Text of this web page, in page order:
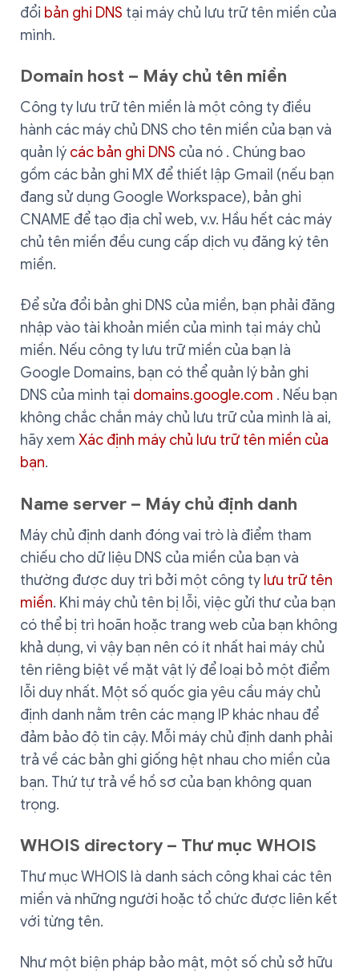
đổi bản ghi DNS tại máy chủ lưu trữ tên miền của
mình.
Domain host – Máy chủ tên miền
Công ty lưu trữ tên miền là một công ty điều
hành các máy chủ DNS cho tên miền của bạn và
quản lý các bản ghi DNS của nó . Chúng bao
gồm các bản ghi MX để thiết lập Gmail (nếu bạn
đang sử dụng Google Workspace), bản ghi
CNAME để tạo địa chỉ web, v.v. Hầu hết các máy
chủ tên miền đều cung cấp dịch vụ đăng ký tên
miền.
Để sửa đổi bản ghi DNS của miền, bạn phải đăng
nhập vào tài khoản miền của mình tại máy chủ
miền. Nếu công ty lưu trữ miền của bạn là
Google Domains, bạn có thể quản lý bản ghi
DNS của mình tại domains.google.com . Nếu bạn
không chắc chắn máy chủ lưu trữ của mình là ai,
hãy xem Xác định máy chủ lưu trữ tên miền của
bạn.
Name server – Máy chủ định danh
Máy chủ định danh đóng vai trò là điểm tham
chiếu cho dữ liệu DNS của miền của bạn và
thường được duy trì bởi một công ty lưu trữ tên
miền. Khi máy chủ tên bị lỗi, việc gửi thư của bạn
có thể bị trì hoãn hoặc trang web của bạn không
khả dụng, vì vậy bạn nên có ít nhất hai máy chủ
tên riêng biệt về mặt vật lý để loại bỏ một điểm
lỗi duy nhất. Một số quốc gia yêu cầu máy chủ
định danh nằm trên các mạng IP khác nhau để
đảm bảo độ tin cậy. Mỗi máy chủ định danh phải
trả về các bản ghi giống hệt nhau cho miền của
bạn. Thứ tự trả về hồ sơ của bạn không quan
trọng.
WHOIS directory – Thư mục WHOIS
Thư mục WHOIS là danh sách công khai các tên
miền và những người hoặc tổ chức được liên kết
với từng tên.
Như một biện pháp bảo mật, một số chủ sở hữu